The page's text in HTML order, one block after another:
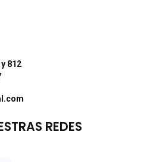
812
REDES